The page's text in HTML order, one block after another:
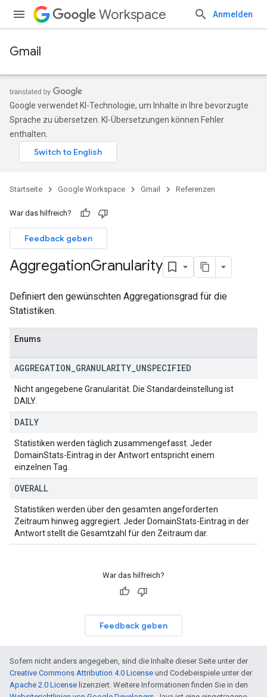
Workspace Anmelden
Gmail
Google verwendet KI-Technologie, um Inhalte in Ihre bevorzugte
Sprache zu übersetzen. KI-Übersetzungen können Fehler
enthalten.
Startseite Google Workspace Gmail Referenzen
War das hilfreich?
Feedback geben
AggregationGranularity
Definiert den gewünschten Aggregationsgrad für die
Statistiken.
Enums
AGGREGATION GRANULARITY UNSPECIFIED
Nicht angegebene Granularität. Die Standardeinstellung ist
DAILY.
DAILY
Statistiken werden täglich zusammengefasst. Jeder
DomainStats-Eintrag in der Antwort entspricht einem
einzelnen Tag.
OVERALL
Statistiken werden über den gesamten angeforderten
Zeitraum hinweg aggregiert. Jeder DomainStats-Eintrag in der
Antwort stellt die Gesamtzahl für den Zeitraum dar.
War das hilfreich?
Feedback geben
Sofern nicht anders angegeben, sind die Inhalte dieser Seite unter der
Creative Commons Attribution 4.0 License und Codebeispiele unter der
Apache 2.0 License lizenziert. Weitere Informationen finden Sie in den